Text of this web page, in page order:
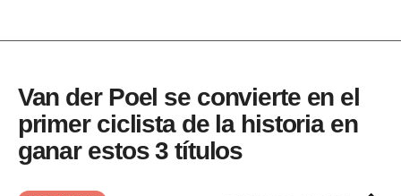
Van der Poel se convierte en el
primer ciclista de la historia en
ganar estos 3 títulos